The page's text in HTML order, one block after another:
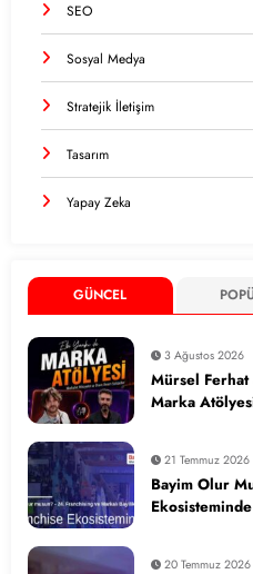
SEO
Sosyal Medya
Stratejik İletişim
Tasarım
Yapay Zeka
GÜNCEL
3 Ağustos 2026
Mürsel Ferhat
Marka
21 Temmuz 2026
Bayim Olur
20 Temmuz 2026